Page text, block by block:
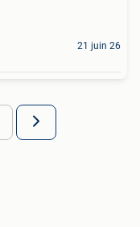
21 juin 26